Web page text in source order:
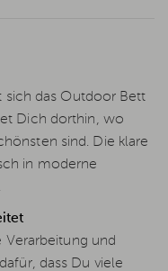
sich das Outdoor Bett
Dich dorthin, wo
sind. Die klare
in moderne
Verarbeitung und
dass Du viele